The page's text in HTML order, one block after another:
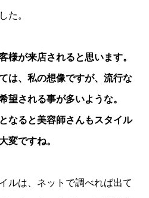
た。
が来店されると思います。
は、私の想像ですが、流行な
望される事が多いような。
なると美容師さんもスタイル
変ですね。
は、ネットで調べれば出て